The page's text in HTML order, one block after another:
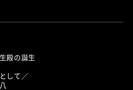
殿の誕生
して／